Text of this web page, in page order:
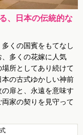
、日本の伝統的な
くの国賓をもてなし
多くの花嫁に人気
所としてあり続けて
の古式ゆかしい神前
扉と、永遠を意味す
家の契りを見守って